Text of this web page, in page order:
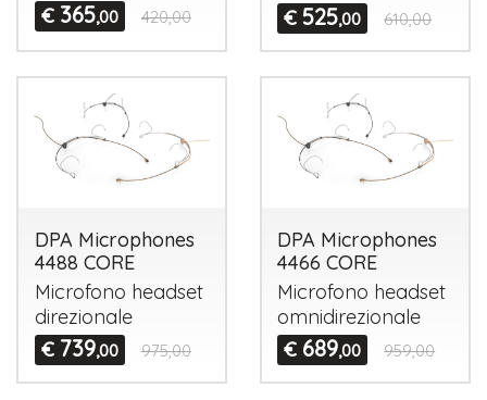
€ 365,00 420,00
€ 525,00 610,00
DPA Microphones
4488 CORE
Microfono headset
direzionale
€ 739,00 975,00
DPA Microphones
4466 CORE
Microfono headset
omnidirezionale
€ 689,00 959,00